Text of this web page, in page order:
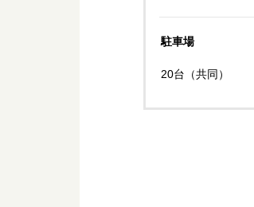
駐車場
20台（共同）